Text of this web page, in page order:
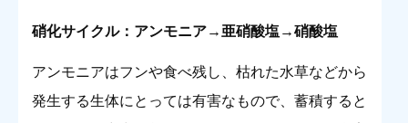
硝化サイクル：アンモニア→亜硝酸塩→硝酸塩
アンモニアはフンや食べ残し、枯れた水草などから
発生する生体にとっては有害なもので、蓄積すると